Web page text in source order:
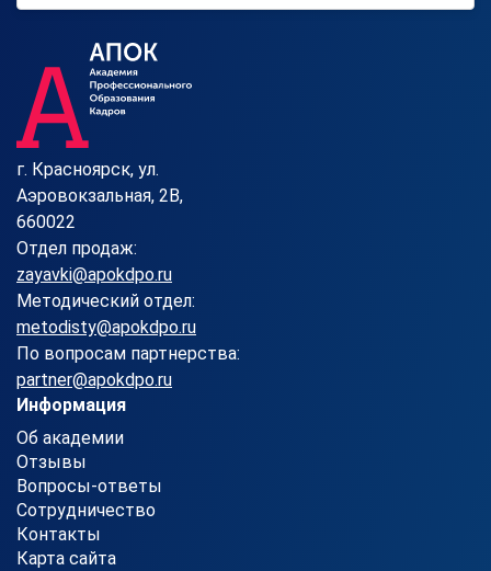
г. Красноярск, ул.
Аэровокзальная, 2В,
660022
Отдел продаж:
zayavki@apokdpo.ru
Методический отдел:
metodisty@apokdpo.ru
По вопросам партнерства:
partner@apokdpo.ru
Информация
Об академии
Отзывы
Вопросы-ответы
Сотрудничество
Контакты
Карта сайта